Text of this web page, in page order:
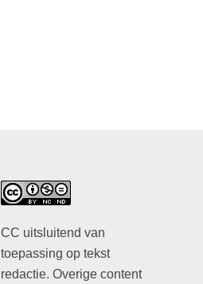
CC uitsluitend van
toepassing op tekst
redactie. Overige content